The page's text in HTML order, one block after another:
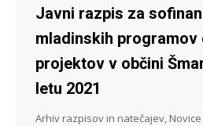
Javni razpis za
mladinskih programov
projektov v občini
letu 2021
Arhiv razpisov in natečajev